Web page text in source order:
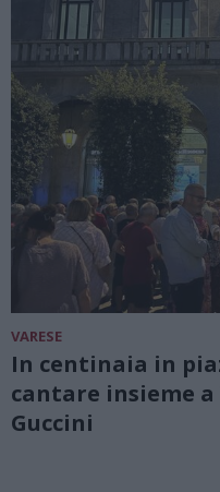
VARESE
In centinaia in
cantare insieme a
Guccini